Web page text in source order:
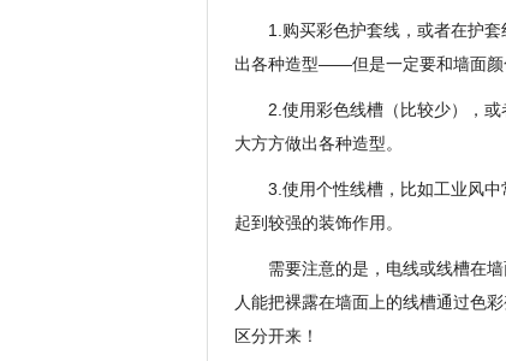
1.购买彩色护套线，或者在护
出各种造型——但是一定要和墙面颜
2.使用彩色线槽（比较少），
大方方做出各种造型。
3.使用个性线槽，比如工业风
起到较强的装饰作用。
需要注意的是，电线或线槽在
人能把裸露在墙面上的线槽通过色
区分开来！